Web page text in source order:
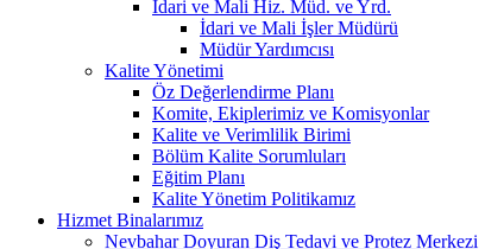
İdari ve Mali Hiz. Müd. ve Yrd.
İdari ve Mali İşler Müdürü
Müdür Yardımcısı
Kalite Yönetimi
Öz Değerlendirme Planı
Komite, Ekiplerimiz ve Komisyonlar
Kalite ve Verimlilik Birimi
Bölüm Kalite Sorumluları
Eğitim Planı
Kalite Yönetim Politikamız
Hizmet Binalarımız
Nevbahar Doyuran Diş Tedavi ve Protez Merkezi